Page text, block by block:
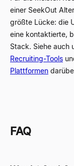
einer SeekOut
größte Lücke: die
eine kontaktierte,
Stack. Siehe auch
Recruiting-Tools
Plattformen
FAQ